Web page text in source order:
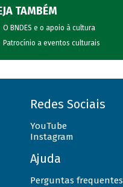
TAMBÉM
O BNDES e o apoio à cultura
Patrocínio a eventos culturais
Redes Sociais
YouTube
Instagram
Ajuda
Perguntas frequentes